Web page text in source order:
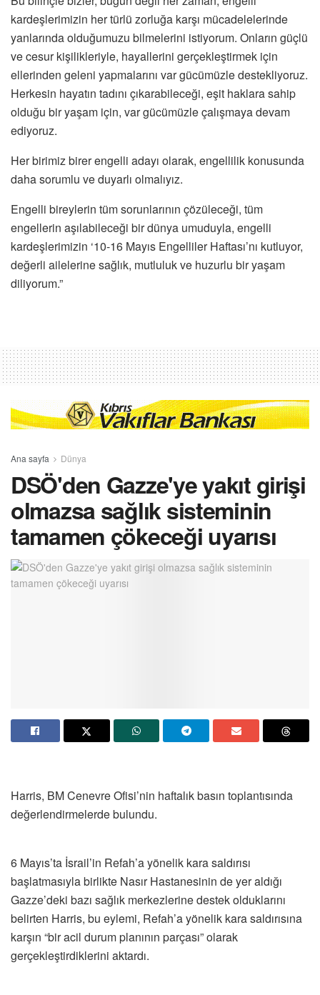
kardeşlerimizin her türlü zorluğa karşı mücadelelerinde
yanlarında olduğumuzu bilmelerini istiyorum. Onların güçlü
ve cesur kişilikleriyle, hayallerini gerçekleştirmek için
ellerinden geleni yapmalarını var gücümüzle destekliyoruz.
Herkesin hayatın tadını çıkarabileceği, eşit haklara sahip
olduğu bir yaşam için, var gücümüzle çalışmaya devam
ediyoruz.
Her birimiz birer engelli adayı olarak, engellilik konusunda
daha sorumlu ve duyarlı olmalıyız.
Engelli bireylerin tüm sorunlarının çözüleceği, tüm
engellerin aşılabileceği bir dünya umuduyla, engelli
kardeşlerimizin ‘10-16 Mayıs Engelliler Haftası’nı kutluyor,
değerli ailelerine sağlık, mutluluk ve huzurlu bir yaşam
diliyorum.”
Ana sayfa Dünya
DSÖ'den Gazze'ye yakıt girişi
olmazsa sağlık sisteminin
tamamen çökeceği uyarısı
Harris, BM Cenevre Ofisi’nin haftalık basın toplantısında
değerlendirmelerde bulundu.
6 Mayıs’ta İsrail’in Refah’a yönelik kara saldırısı
başlatmasıyla birlikte Nasır Hastanesinin de yer aldığı
Gazze’deki bazı sağlık merkezlerine destek olduklarını
belirten Harris, bu eylemi, Refah’a yönelik kara saldırısına
karşın “bir acil durum planının parçası” olarak
gerçekleştirdiklerini aktardı.